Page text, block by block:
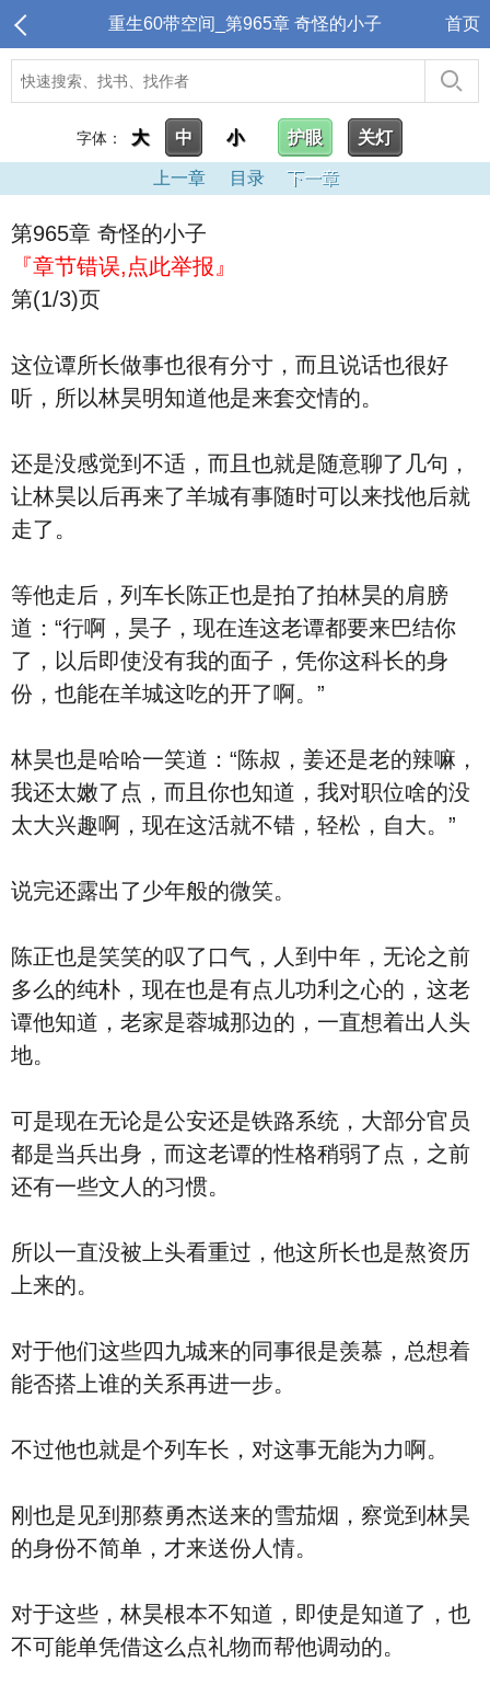
重生60带空间_第965章 奇怪的小子 首页
字体： 大 中 小 护眼 关灯
上一章 目录 下一章
第965章 奇怪的小子
『章节错误,点此举报』
第(1/3)页
这位谭所长做事也很有分寸，而且说话也很好
听，所以林昊明知道他是来套交情的。
还是没感觉到不适，而且也就是随意聊了几句，
让林昊以后再来了羊城有事随时可以来找他后就
走了。
等他走后，列车长陈正也是拍了拍林昊的肩膀
道：“行啊，昊子，现在连这老谭都要来巴结你
了，以后即使没有我的面子，凭你这科长的身
份，也能在羊城这吃的开了啊。”
林昊也是哈哈一笑道：“陈叔，姜还是老的辣嘛，
我还太嫩了点，而且你也知道，我对职位啥的没
太大兴趣啊，现在这活就不错，轻松，自大。”
说完还露出了少年般的微笑。
陈正也是笑笑的叹了口气，人到中年，无论之前
多么的纯朴，现在也是有点儿功利之心的，这老
谭他知道，老家是蓉城那边的，一直想着出人头
地。
可是现在无论是公安还是铁路系统，大部分官员
都是当兵出身，而这老谭的性格稍弱了点，之前
还有一些文人的习惯。
所以一直没被上头看重过，他这所长也是熬资历
上来的。
对于他们这些四九城来的同事很是羡慕，总想着
能否搭上谁的关系再进一步。
不过他也就是个列车长，对这事无能为力啊。
刚也是见到那蔡勇杰送来的雪茄烟，察觉到林昊
的身份不简单，才来送份人情。
对于这些，林昊根本不知道，即使是知道了，也
不可能单凭借这么点礼物而帮他调动的。